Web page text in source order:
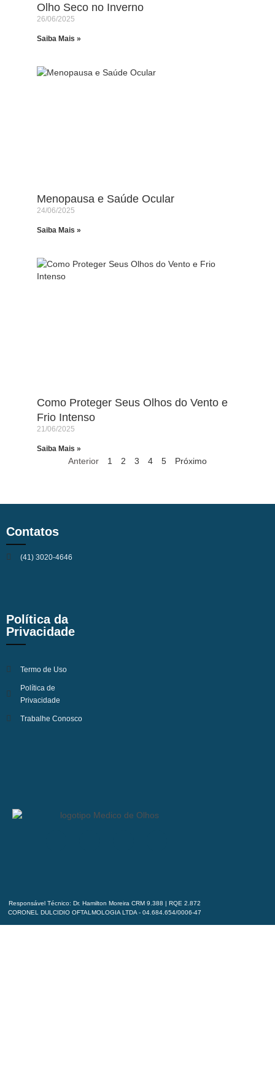
Olho Seco no Inverno
26/06/2025
Saiba Mais »
Menopausa e Saúde Ocular
24/06/2025
Saiba Mais »
Como Proteger Seus Olhos do Vento e
Frio Intenso
21/06/2025
Saiba Mais »
Anterior 1 2 3 4 5 Próximo
Política da
Privacidade
Termo de Uso
Política de
Privacidade
Trabalhe Conosco
Contatos
(41) 3020-4646
Responsável Técnico: Dr. Hamilton Moreira CRM 9.388 | RQE 2.872
CORONEL DULCIDIO OFTALMOLOGIA LTDA - 04.684.654/0006-47